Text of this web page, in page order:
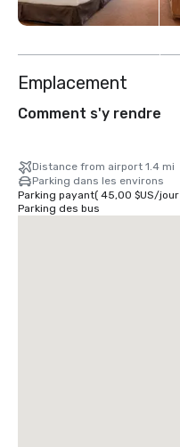
Emplacement
Comment s'y rendre
Distance from airport 1.4 mi
Parking dans les environs
Parking payant( 45,00 $US/jour
Parking des bus